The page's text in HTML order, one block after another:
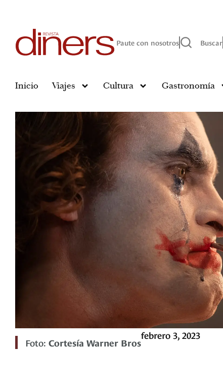
Paute con nosotros Buscar
Inicio Viajes Cultura Gastronomía
Foto: Cortesía Warner Bros
febrero 3, 2023